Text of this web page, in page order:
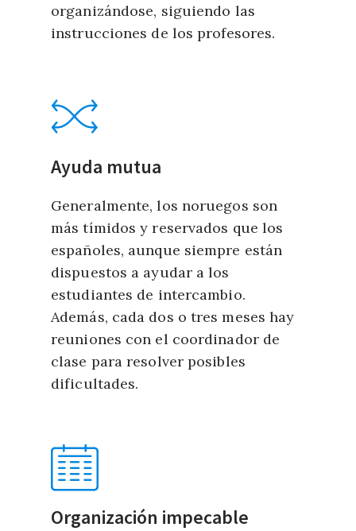
organizándose, siguiendo las
instrucciones de los profesores.
Ayuda mutua
Generalmente, los noruegos son
más tímidos y reservados que los
españoles, aunque siempre están
dispuestos a ayudar a los
estudiantes de intercambio.
Además, cada dos o tres meses hay
reuniones con el coordinador de
clase para resolver posibles
dificultades.
Organización impecable